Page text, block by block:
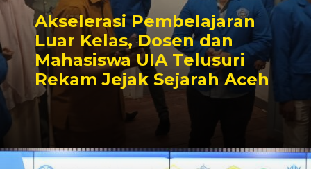
Akselerasi Pembelajaran
Luar Kelas, Dosen dan
Mahasiswa UIA Telusuri
Rekam Jejak Sejarah Aceh